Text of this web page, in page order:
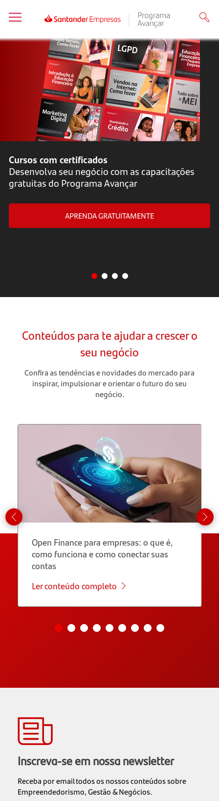
Cursos com certificados
Desenvolva seu negócio com as capacitações
gratuitas do Programa Avançar
APRENDA GRATUITAMENTE
Conteúdos para te ajudar a crescer o
seu negócio
Confira as tendências e novidades do mercado para
inspirar, impulsionar e orientar o futuro do seu
negócio.
Open Finance para empresas: o que é,
como funciona e como conectar suas
contas
Ler conteúdo completo
Inscreva-se em nossa newsletter
Receba por email todos os nossos conteúdos sobre
Empreendedorismo, Gestão & Negócios.